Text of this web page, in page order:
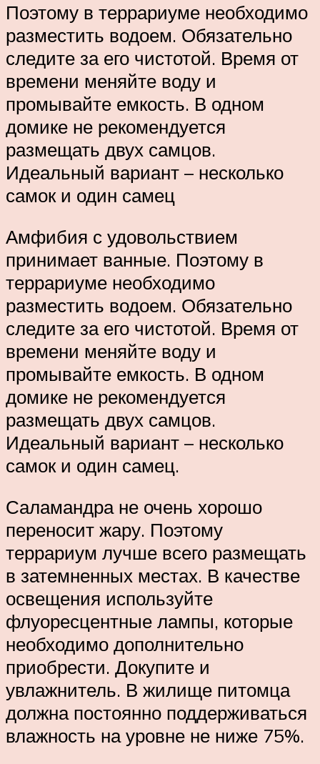
Поэтому в террариуме необходимо
разместить водоем. Обязательно
следите за его чистотой. Время от
времени меняйте воду и
промывайте емкость. В одном
домике не рекомендуется
размещать двух самцов.
Идеальный вариант – несколько
самок и один самец
Амфибия с удовольствием
принимает ванные. Поэтому в
террариуме необходимо
разместить водоем. Обязательно
следите за его чистотой. Время от
времени меняйте воду и
промывайте емкость. В одном
домике не рекомендуется
размещать двух самцов.
Идеальный вариант – несколько
самок и один самец.
Саламандра не очень хорошо
переносит жару. Поэтому
террариум лучше всего размещать
в затемненных местах. В качестве
освещения используйте
флуоресцентные лампы, которые
необходимо дополнительно
приобрести. Докупите и
увлажнитель. В жилище питомца
должна постоянно поддерживаться
влажность на уровне не ниже 75%.